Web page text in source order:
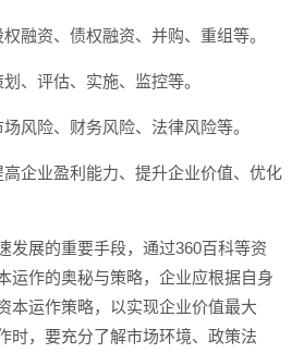
融资、债权融资、并购、重组等。
、评估、实施、监控等。
风险、财务风险、法律风险等。
企业盈利能力、提升企业价值、优化
发展的重要手段，通过360百科等资
运作的奥秘与策略，企业应根据自身
本运作策略，以实现企业价值最大
时，要充分了解市场环境、政策法